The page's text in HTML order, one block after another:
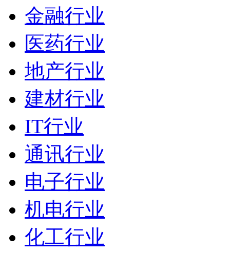
金融行业
医药行业
地产行业
建材行业
IT行业
通讯行业
电子行业
机电行业
化工行业